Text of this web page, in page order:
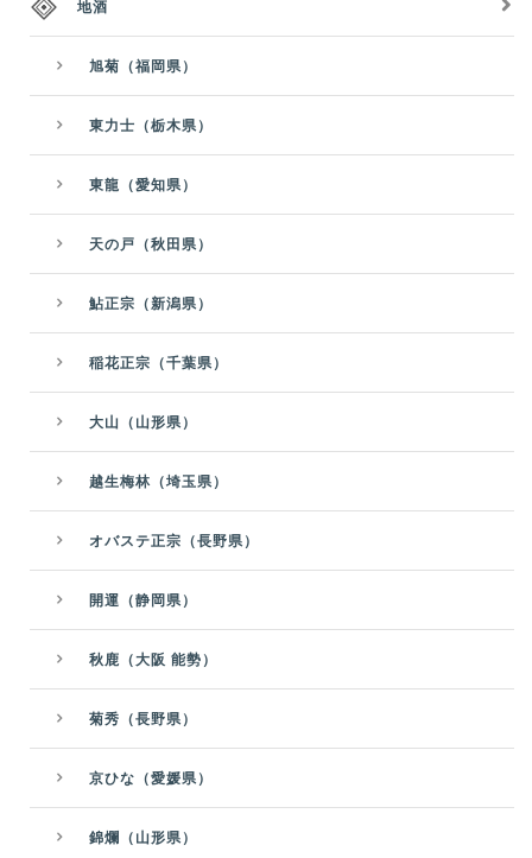
地酒
旭菊（福岡県）
東力士（栃木県）
東龍（愛知県）
天の戸（秋田県）
鮎正宗（新潟県）
稲花正宗（千葉県）
大山（山形県）
越生梅林（埼玉県）
オバステ正宗（長野県）
開運（静岡県）
秋鹿（大阪 能勢）
菊秀（長野県）
京ひな（愛媛県）
錦爛（山形県）